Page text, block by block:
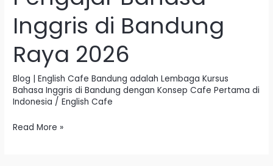
Inggris di Bandung
Raya 2026
Blog | English Cafe Bandung adalah Lembaga Kursus
Bahasa Inggris di Bandung dengan Konsep Cafe Pertama di
Indonesia /English Cafe
Read More »